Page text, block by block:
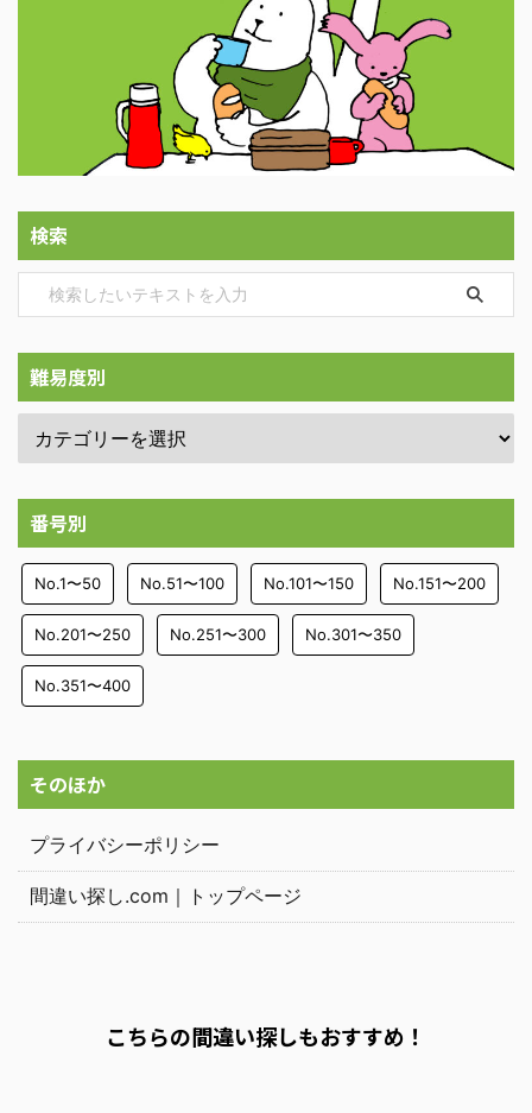
検索
難易度別
番号別
No.1〜50 No.51〜100 No.101〜150 No.151〜200
No.201〜250 No.251〜300 No.301〜350
No.351〜400
そのほか
プライバシーポリシー
間違い探し.com｜トップページ
こちらの間違い探しもおすすめ！